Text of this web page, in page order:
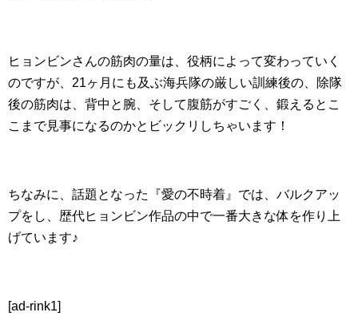
ヒョンビンさんの筋肉の量は、役柄によって変わっていく
のですが、21ヶ月にも及ぶ海兵隊の厳しい訓練後の、除隊
後の筋肉は、背中と腕、そして腹筋がすごく、鍛えるとこ
こまで見事になるのかとビックリしちゃいます！
ちなみに、話題となった『愛の不時着』では、バルクアッ
プをし、歴代ヒョンビン作品の中で一番大きな体を作り上
げています♪
[ad-rink1]